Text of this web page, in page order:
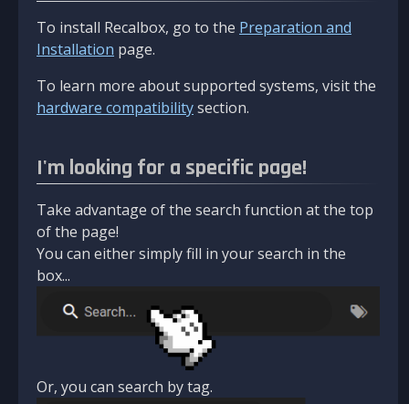
To install Recalbox, go to the Preparation and
Installation page.
To learn more about supported systems, visit the
hardware compatibilitysection.
I'm looking for a specific page!
Take advantage of the search function at the top
of the page!
You can either simply fill in your search in the
box...
Or, you can search by tag.